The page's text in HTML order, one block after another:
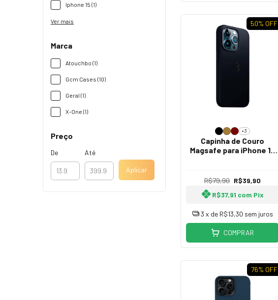
Iphone 15 (1)
Ver mais
Marca
Atouchbo (1)
Gcm Cases (10)
Geral (1)
X-One (1)
Preço
De Até
Aplicar
50% OFF
+3
Capinha de Couro
Magsafe para iPhone 13
R$79,90 R$39,90
R$37,91 com Pix
3 x de R$13,30 sem juros
COMPRAR
76% OFF